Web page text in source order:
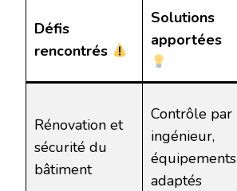
Défis
rencontrés
Solutions
apportées
Rénovation et
sécurité du
bâtiment
Contrôle par
ingénieur,
équipements
adaptés